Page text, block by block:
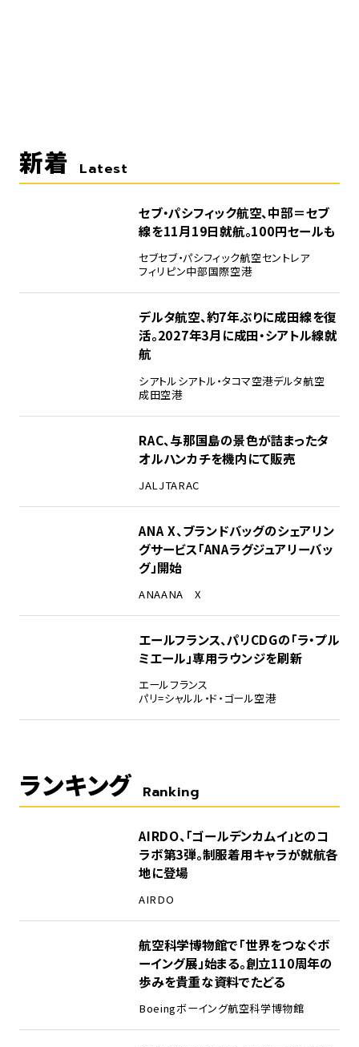
新着 Latest
セブ・パシフィック航空、中部＝セブ
線を11月19日就航。100円セールも
セブセブ・パシフィック航空セントレア
フィリピン中部国際空港
デルタ航空、約7年ぶりに成田線を復
活。2027年3月に成田・シアトル線就
航
シアトルシアトル・タコマ空港デルタ航空
成田空港
RAC、与那国島の景色が詰まったタ
オルハンカチを機内にて販売
JALJTARAC
ANA X、ブランドバッグのシェアリン
グサービス「ANAラグジュアリーバッ
グ」開始
ANAANA X
エールフランス、パリCDGの「ラ・プル
ミエール」専用ラウンジを刷新
エールフランス
パリ=シャルル・ド・ゴール空港
ランキング Ranking
AIRDO、「ゴールデンカムイ」とのコ
ラボ第3弾。制服着用キャラが就航各
地に登場
AIRDO
航空科学博物館で「世界をつなぐボ
ーイング展」始まる。創立110周年の
歩みを貴重な資料でたどる
Boeingボーイング航空科学博物館